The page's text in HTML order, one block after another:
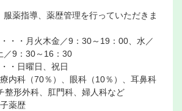
服薬指導、薬歴管理を行っていただきま
・・月火木金／9：30～19：00、水／
／9：30～16：30
・日曜日、祝日
内科（70％）、眼科（10％）、耳鼻科
整形外科、肛門科、婦人科など
薬歴